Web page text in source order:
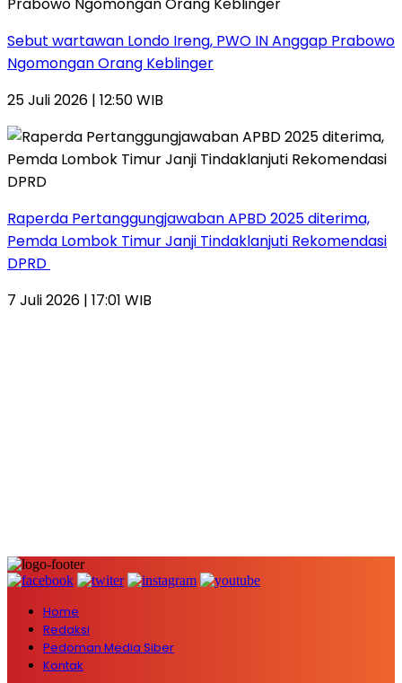
Sebut wartawan Londo Ireng, PWO IN Anggap Prabowo
Ngomongan Orang Keblinger
25 Juli 2026 | 12:50 WIB
Raperda Pertanggungjawaban APBD 2025 diterima,
Pemda Lombok Timur Janji Tindaklanjuti Rekomendasi
DPRD
7 Juli 2026 | 17:01 WIB
Home
Redaksi
Pedoman Media Siber
Kontak